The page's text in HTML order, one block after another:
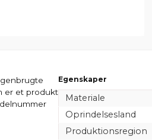
er et produkt
Egenskaper
Materiale
Oprindelsesland
Produktionsregion